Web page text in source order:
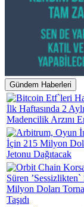
Gündem Haberleri